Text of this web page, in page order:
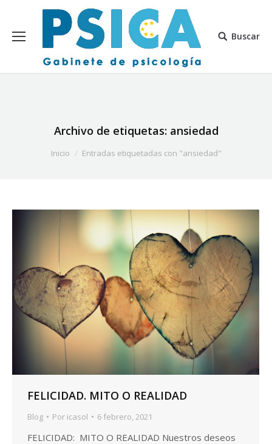
Buscar
Archivo de etiquetas: ansiedad
Estás aquí:Inicio Entradas etiquetadas con "ansiedad"
FELICIDAD. MITO O REALIDAD
Blog Por icasol 6 febrero, 2021
FELICIDAD: MITO O REALIDAD Nuestros deseos